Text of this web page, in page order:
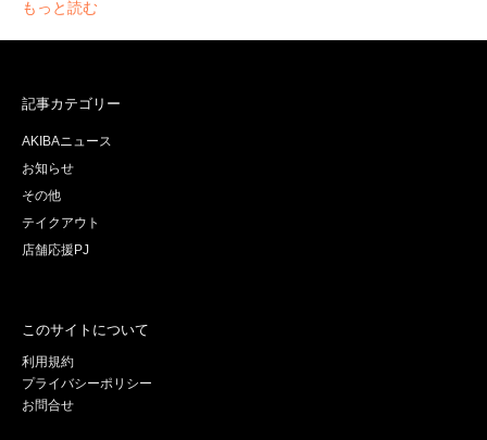
もっと読む
記事カテゴリー
AKIBAニュース
お知らせ
その他
テイクアウト
店舗応援PJ
このサイトについて
利用規約
プライバシーポリシー
お問合せ